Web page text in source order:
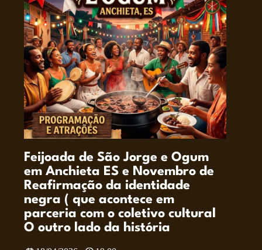
Feijoada de São Jorge e Ogum
em Anchieta ES e Novembro de
Reafirmação da identidade
negra ( que acontece em
parceria com o coletivo cultural
O outro lado da história